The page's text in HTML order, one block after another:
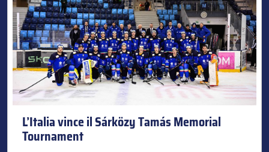
L’Italia vince il Sárközy Tamás Memorial
Tournament